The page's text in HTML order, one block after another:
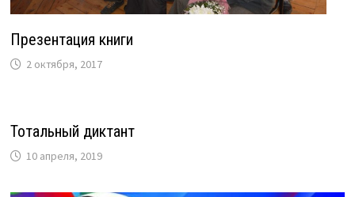
Презентация книги
2 октября, 2017
Тотальный диктант
10 апреля, 2019